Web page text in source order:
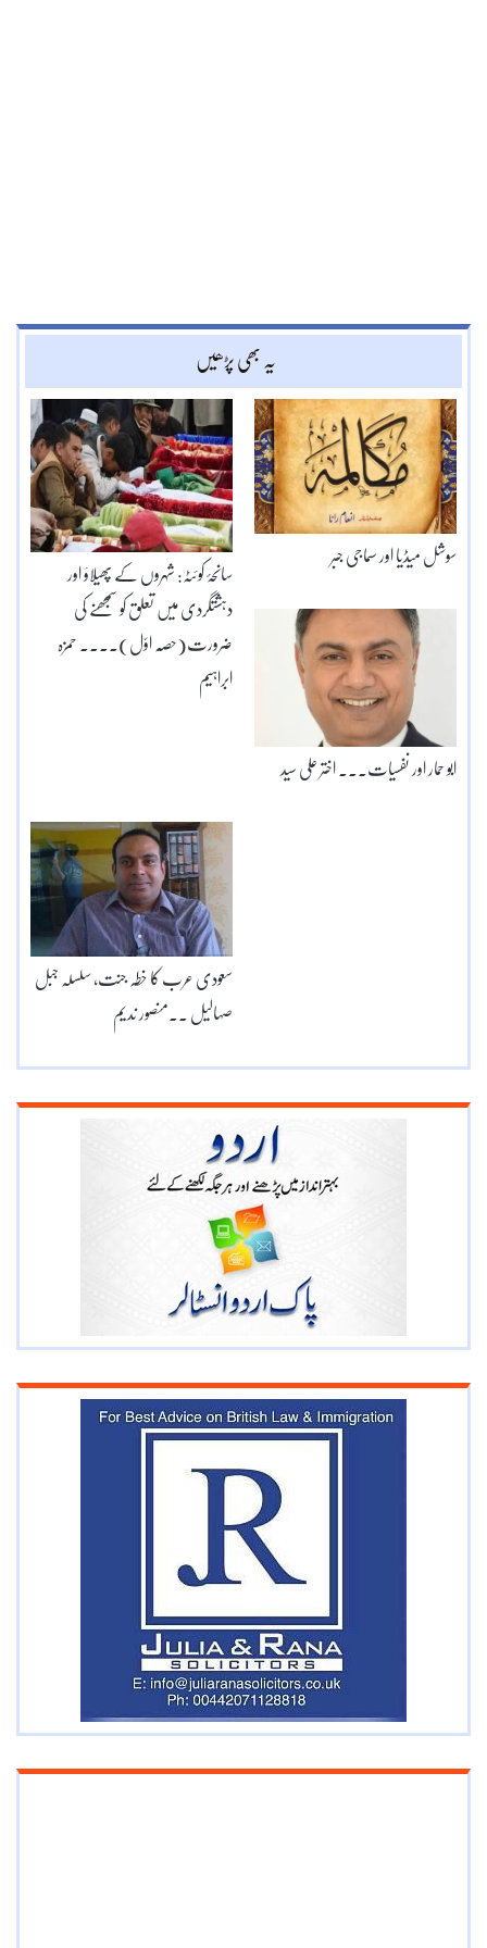
یہ بھی پڑھیں
سانحۂ کوئٹہ: شہروں کے پھیلاؤ اور
دہشتگردی میں تعلق کو سمجھنے کی
ضرورت(حصّہ اوّل)۔۔۔۔ حمزہ
ابراہیم
سوشل میڈیا اور سماجی جبر
ابو حمار اور نفسیات۔۔۔ اختر علی سید
سعودی عرب کا خطہ جنت، سلسلہ جبل
صہالیل ۔۔منصور ندیم